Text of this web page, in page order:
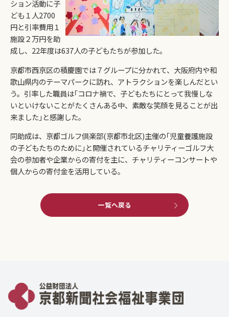
ション活動に子
ども１人2700
円と引率費用１
施設２万円を助
成し、22年度は637人の子どもたちが参加した。
京都市西京区の積慶園では７グループに分かれて、大阪府内や和
歌山県内のテーマパークに訪れ、アトラクションを楽しんだとい
う。引率した職員は｢コロナ禍で、子どもたちにとって我慢しな
いといけないことがたくさんある中、素敵な笑顔を見ることが出
来ました｣と感謝した。
同助成は、京都ゴルフ倶楽部(京都市北区)主催の｢児童養護施設
の子どもたちのために｣と開催されているチャリティーゴルフ大
会の参加者や企業からの寄付を主に、チャリティーコンサートや
個人からの寄付金を活用している。
一覧へ戻る